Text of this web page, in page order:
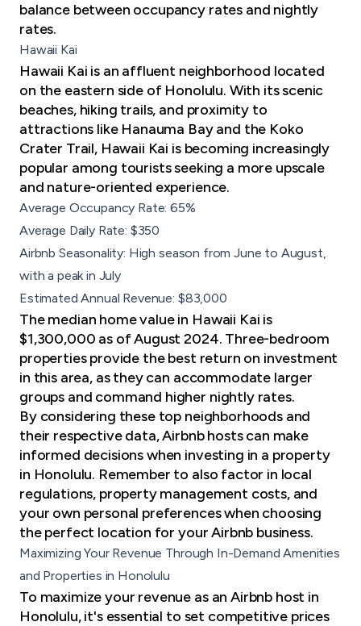
balance between occupancy rates and nightly
rates.
Hawaii Kai
Hawaii Kai is an affluent neighborhood located
on the eastern side of Honolulu. With its scenic
beaches, hiking trails, and proximity to
attractions like Hanauma Bay and the Koko
Crater Trail, Hawaii Kai is becoming increasingly
popular among tourists seeking a more upscale
and nature-oriented experience.
Average Occupancy Rate: 65%
Average Daily Rate: $350
Airbnb Seasonality: High season from June to August,
with a peak in July
Estimated Annual Revenue: $83,000
The median home value in Hawaii Kai is
$1,300,000 as of August 2024. Three-bedroom
properties provide the best return on investment
in this area, as they can accommodate larger
groups and command higher nightly rates.
By considering these top neighborhoods and
their respective data, Airbnb hosts can make
informed decisions when investing in a property
in Honolulu. Remember to also factor in local
regulations, property management costs, and
your own personal preferences when choosing
the perfect location for your Airbnb business.
Maximizing Your Revenue Through In-Demand Amenities
and Properties in Honolulu
To maximize your revenue as an Airbnb host in
Honolulu, it's essential to set competitive prices